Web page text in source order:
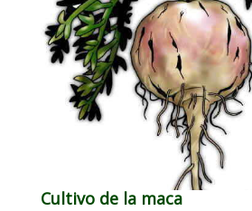
Cultivo de la maca